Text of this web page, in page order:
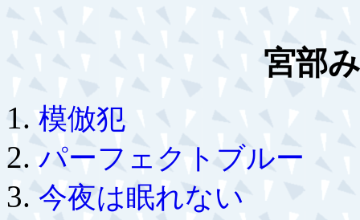
宮部
模倣犯
パーフェクトブルー
今夜は眠れない